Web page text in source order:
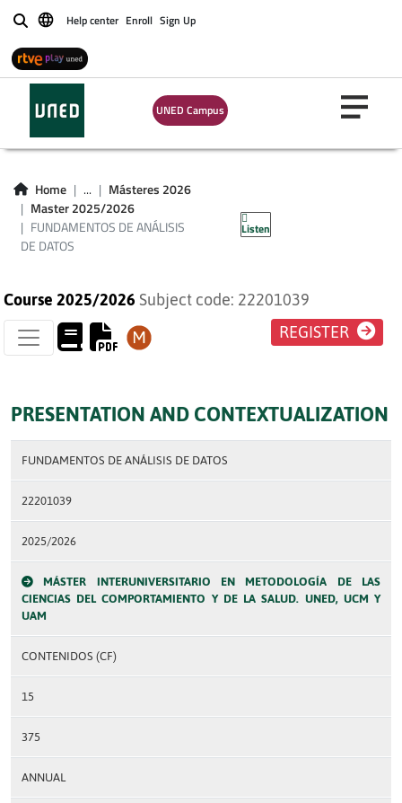
BuscarHelp center Enroll Sign Up
UNED Campus
Home ...
Másteres 2026
Master 2025/2026
FUNDAMENTOS DE ANÁLISIS
DE DATOS
Listen
FUNDAMENTOS DE
ANÁLISIS DE DATOS
Course 2025/2026 Subject code: 22201039
REGISTER
PRESENTATION AND CONTEXTUALIZATION
FUNDAMENTOS DE ANÁLISIS DE DATOS
22201039
2025/2026
MÁSTER INTERUNIVERSITARIO EN METODOLOGÍA DE LAS
CIENCIAS DEL COMPORTAMIENTO Y DE LA SALUD. UNED, UCM Y
UAM
CONTENIDOS (CF)
15
375
ANNUAL